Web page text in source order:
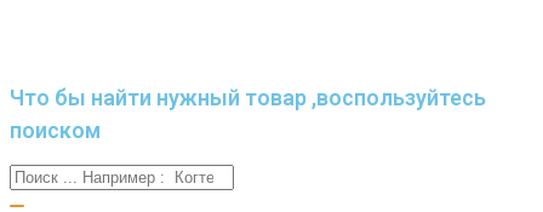
Что бы найти нужный товар ,воспользуйтесь
поиском